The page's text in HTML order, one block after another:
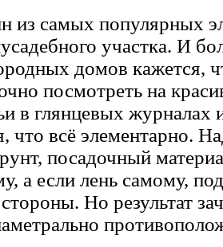
из самых популярных
участка. И
домов кажется,
посмотреть на
в глянцевых журналах
что всё элементарно.
посадочный
а если лень самому,
Но результат